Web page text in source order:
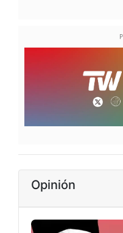
Opinión